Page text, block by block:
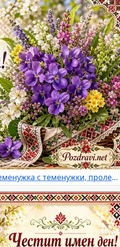
Картичка за имен ден на Теменужка с теменужки, пролетни цветя и български шевици